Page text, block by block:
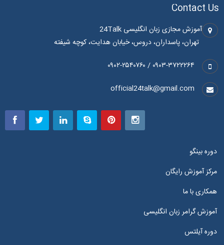
Contact Us
آموزش مجازی زبان انگلیسی 24Talk
تهران، پاسداران، دروس، خیابان هدایت، کوچه شیفته
۰۹۰۳-۳۷۲۲۲۶۴ / ۰۹۰۲-۲۵۴۰۷۶۰
official24talk@gmail.com
دوره بینگو
مرکز آموزش رایگان
همکاری با ما
آموزش گرامر زبان انگلیسی
دوره آیلتس